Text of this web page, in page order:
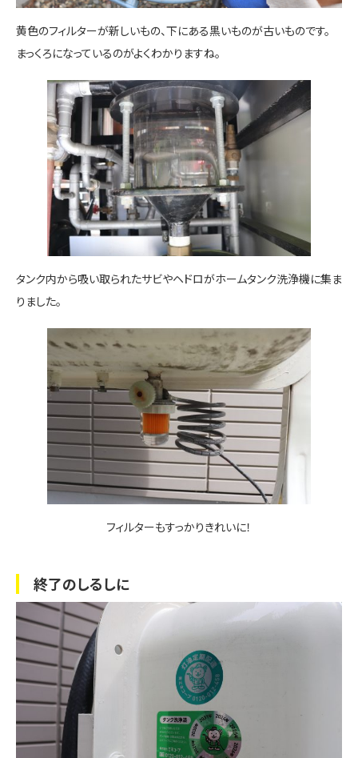
黄色のフィルターが新しいもの、下にある黒いものが古いものです。
まっくろになっているのがよくわかりますね。
タンク内から吸い取られたサビやヘドロがホームタンク洗浄機に集ま
りました。
フィルターもすっかりきれいに！
終了のしるしに